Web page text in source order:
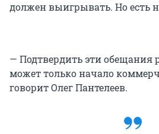
должен выигрывать. Но есть
— Подтвердить эти обещания
может только начало
говорит Олег Пантелеев.